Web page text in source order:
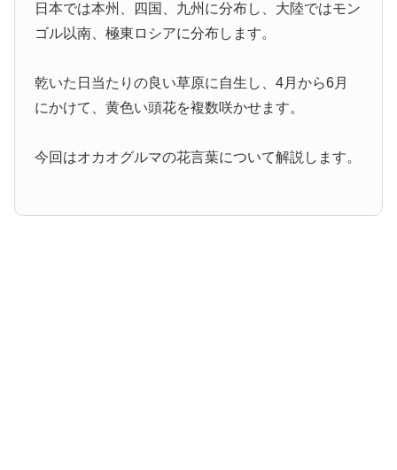
日本では本州、四国、九州に分布し、大陸ではモン
ゴル以南、極東ロシアに分布します。
乾いた日当たりの良い草原に自生し、4月から6月
にかけて、黄色い頭花を複数咲かせます。
今回はオカオグルマの花言葉について解説します。